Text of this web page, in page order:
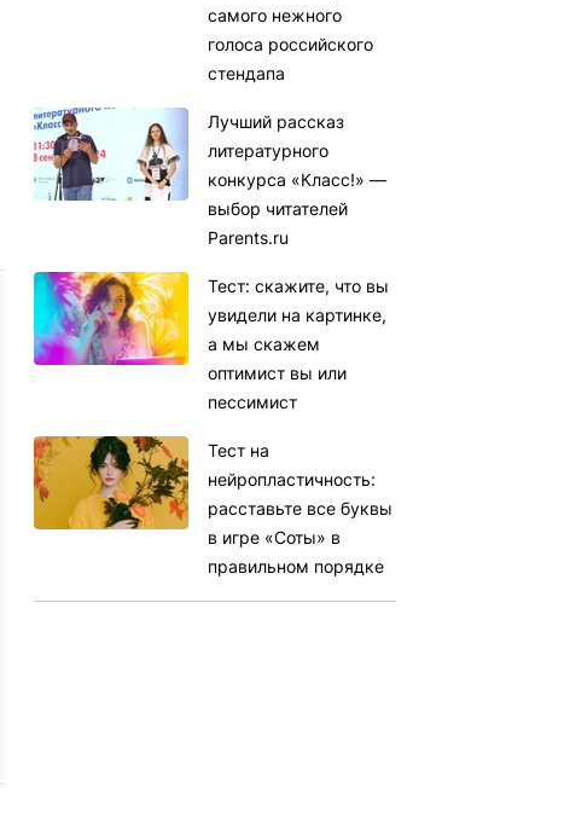
самого нежного
голоса российского
стендапа
Лучший рассказ
литературного
конкурса «Класс!» —
выбор читателей
Parents.ru
Тест: скажите, что вы
увидели на картинке,
а мы скажем
оптимист вы или
пессимист
Тест на
нейропластичность:
расставьте все буквы
в игре «Соты» в
правильном порядке